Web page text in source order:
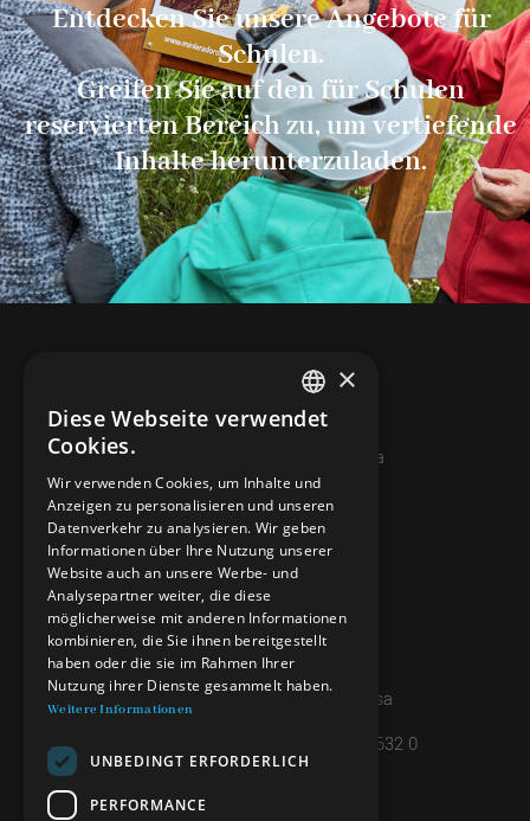
Entdecken Sie unsere Angebote für
Schulen.
Greifen Sie auf den für Schulen
reservierten Bereich zu, um vertiefende
Inhalte herunterzuladen.
© 2026 Miniera d’oro di Sessa
KONTAKTE
info@minieradoro.ch
091 608 11 25
079 127 20 80
Casella postale 7, 6997 Sessa
IBAN: CH45 8080 8004 4238 0632 0
INFORMATIONEN
ITALIAN
GERMAN
ENGLISH
×
Diese Webseite verwendet
Cookies.
Wir verwenden Cookies, um Inhalte und
Anzeigen zu personalisieren und unseren
Datenverkehr zu analysieren. Wir geben
Informationen über Ihre Nutzung unserer
Website auch an unsere Werbe- und
Analysepartner weiter, die diese
möglicherweise mit anderen Informationen
kombinieren, die Sie ihnen bereitgestellt
haben oder die sie im Rahmen Ihrer
Nutzung ihrer Dienste gesammelt haben.
Weitere Informationen
UNBEDINGT ERFORDERLICH
PERFORMANCE